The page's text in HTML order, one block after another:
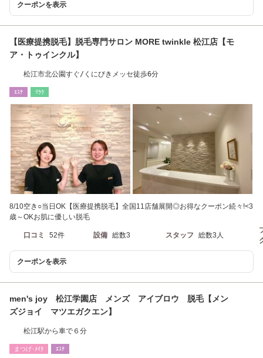
クーポンを表示
【医療提携脱毛】脱毛専門サロン MORE twinkle 松江店【モ
ア・トゥインクル】
松江市北公園すぐ/くにびきメッセ徒歩6分
ｴｽﾃ ﾘﾗｸ
8/10空き○当日OK【医療提携脱毛】全国11店舗展開◎お得なクーポン続々!<3
歳～OKお肌に優しい脱毛
口コミ 52件 設備 総数3 スタッフ 総数3人
クーポンを表示
men's joy 松江学園店 メンズ アイブロウ 脱毛【メン
ズジョイ マツエガクエン】
松江駅から車で６分
まつげ･ﾒｲｸ ｴｽﾃ